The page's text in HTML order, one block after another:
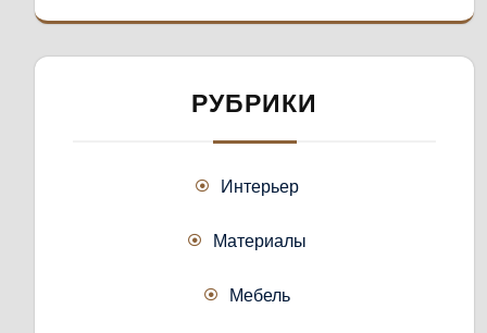
РУБРИКИ
Интерьер
Материалы
Мебель